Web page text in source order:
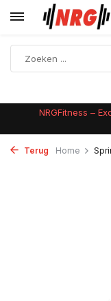
NRGFitness –
Terug Home